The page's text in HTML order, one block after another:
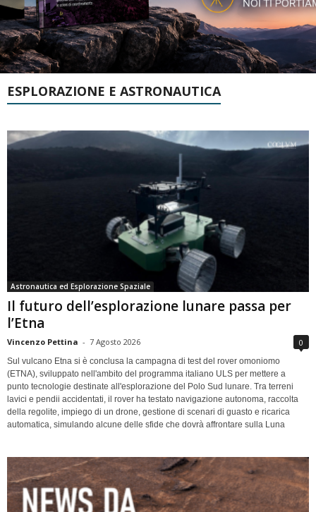
ESPLORAZIONE E ASTRONAUTICA
Astronautica ed Esplorazione Spaziale
Il futuro dell’esplorazione lunare passa per
l’Etna
Vincenzo Pettina - 7 Agosto 2026 0
Sul vulcano Etna si è conclusa la campagna di test del rover omoniomo
(ETNA), sviluppato nell'ambito del programma italiano ULS per mettere a
punto tecnologie destinate all'esplorazione del Polo Sud lunare. Tra terreni
lavici e pendii accidentati, il rover ha testato navigazione autonoma, raccolta
della regolite, impiego di un drone, gestione di scenari di guasto e ricarica
automatica, simulando alcune delle sfide che dovrà affrontare sulla Luna